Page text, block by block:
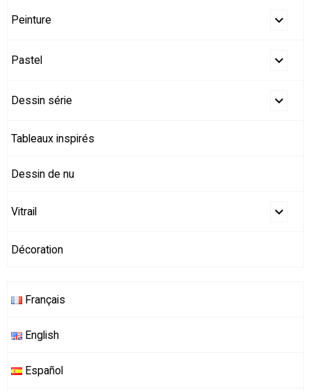
Peinture
Pastel
Dessin série
Tableaux inspirés
Dessin de nu
Vitrail
Décoration
Français
English
Español